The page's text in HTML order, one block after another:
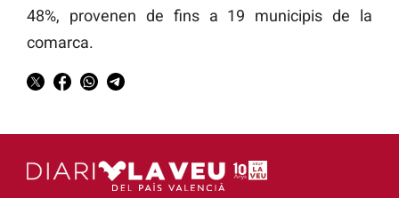
48%, provenen de fins a 19 municipis de la
comarca.